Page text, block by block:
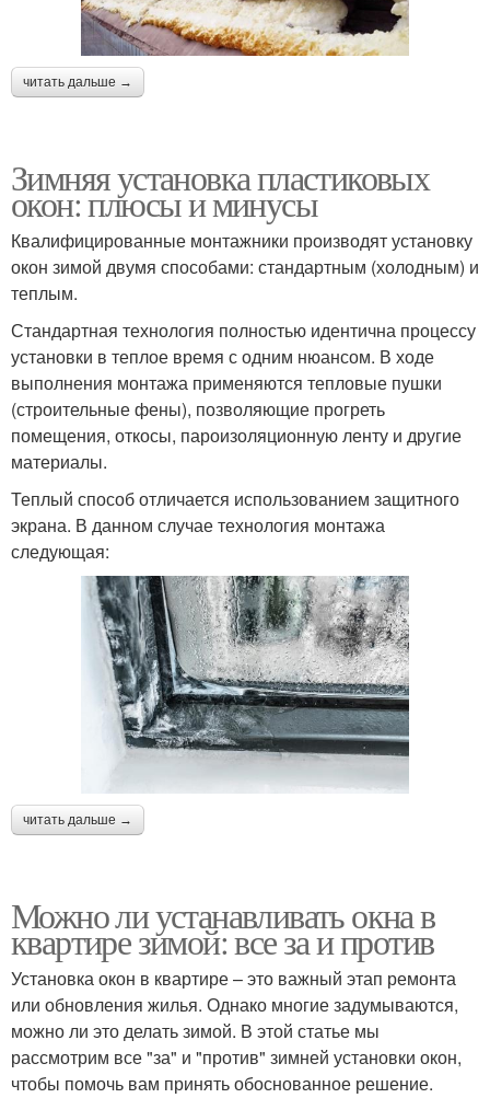
читать дальше →
Зимняя установка пластиковых
окон: плюсы и минусы
Квалифицированные монтажники производят установку
окон зимой двумя способами: стандартным (холодным) и
теплым.
Стандартная технология полностью идентична процессу
установки в теплое время с одним нюансом. В ходе
выполнения монтажа применяются тепловые пушки
(строительные фены), позволяющие прогреть
помещения, откосы, пароизоляционную ленту и другие
материалы.
Теплый способ отличается использованием защитного
экрана. В данном случае технология монтажа
следующая:
читать дальше →
Можно ли устанавливать окна в
квартире зимой: все за и против
Установка окон в квартире – это важный этап ремонта
или обновления жилья. Однако многие задумываются,
можно ли это делать зимой. В этой статье мы
рассмотрим все "за" и "против" зимней установки окон,
чтобы помочь вам принять обоснованное решение.